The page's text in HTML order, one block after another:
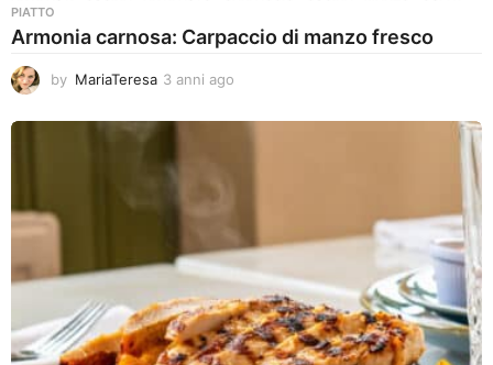
PIATTO
Armonia carnosa: Carpaccio di manzo fresco
by MariaTeresa 3 anni ago
n